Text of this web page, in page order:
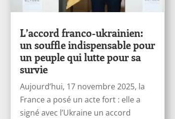
L’accord franco-ukrainien:
un souffle indispensable pour
un peuple qui lutte pour sa
survie
Aujourd’hui, 17 novembre 2025, la
France a posé un acte fort : elle a
signé avec l’Ukraine un accord